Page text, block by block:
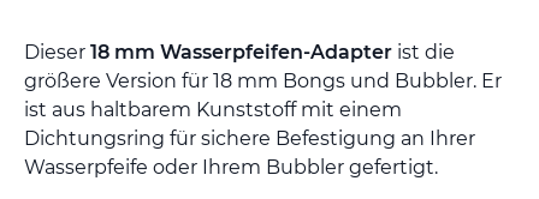
Dieser 18 mm Wasserpfeifen-Adapter ist die
größere Version für 18 mm Bongs und Bubbler. Er
ist aus haltbarem Kunststoff mit einem
Dichtungsring für sichere Befestigung an Ihrer
Wasserpfeife oder Ihrem Bubbler gefertigt.